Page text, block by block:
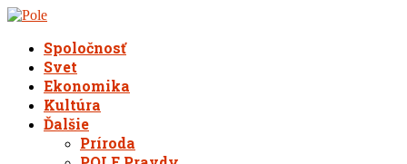
Spoločnosť
Svet
Ekonomika
Kultúra
Ďalšie
Príroda